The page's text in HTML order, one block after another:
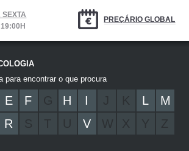
PREÇÁRIO GLOBAL
para encontrar o que procura
E F G H I K L
M
R S V W X Y Z